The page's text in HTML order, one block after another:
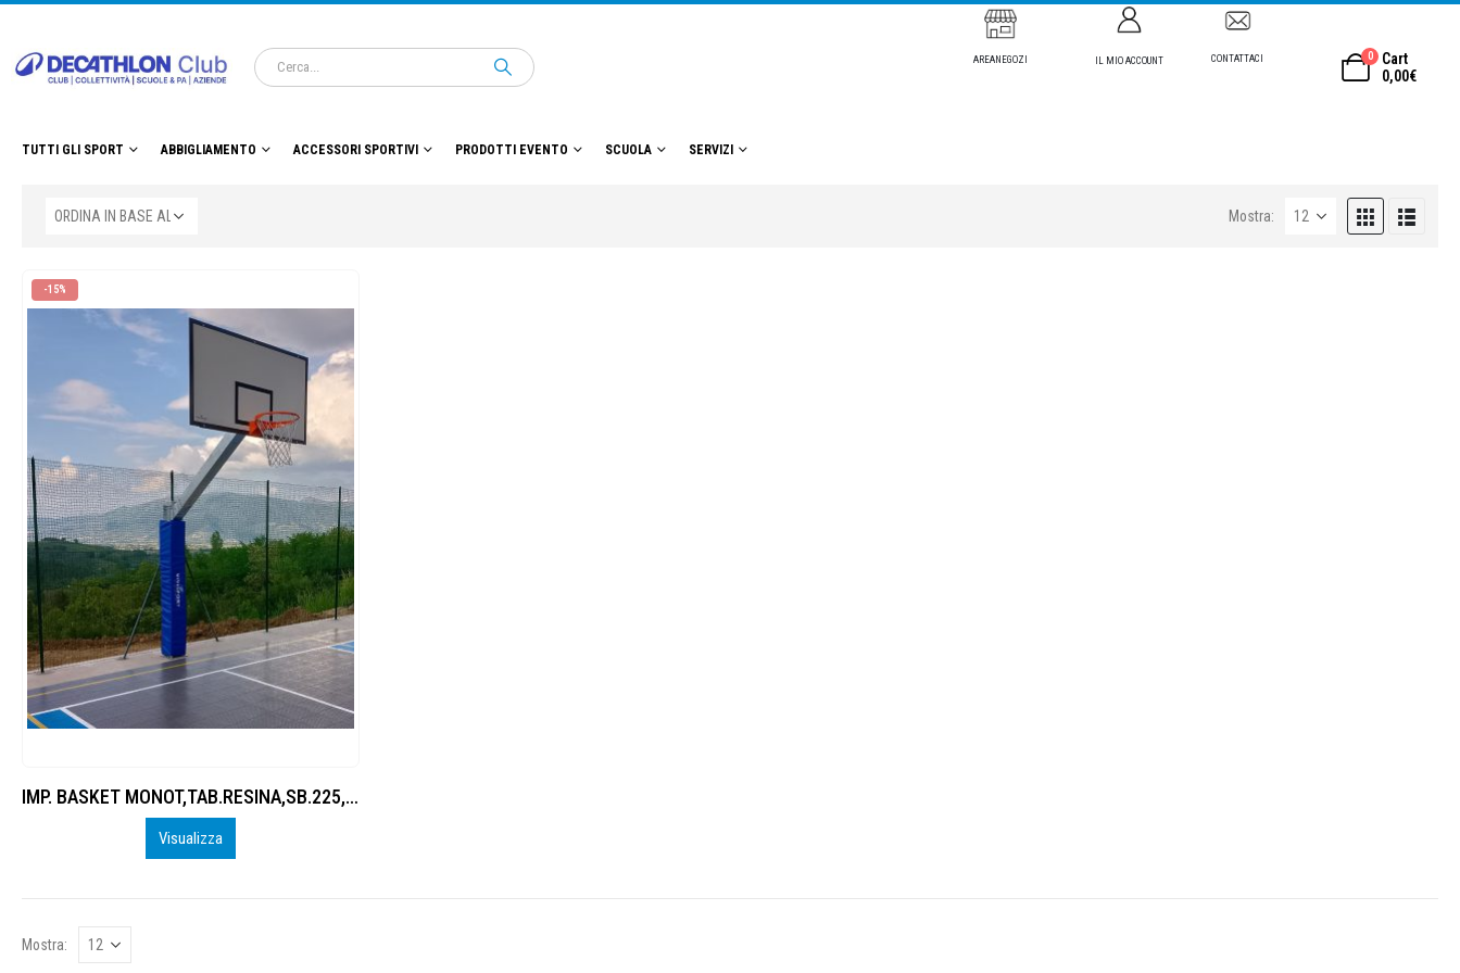
AREANEGOZI IL MIO ACCOUNT CONTATTACI 0
Cart
0,00€
TUTTI GLI SPORT ABBIGLIAMENTO ACCESSORI SPORTIVI PRODOTTI EVENTO SCUOLA SERVIZI
Mostra:
-15%
IMP. BASKET MONOT,TAB.RESINA,SB.225, PIASTRA TERRA
Visualizza
Mostra: